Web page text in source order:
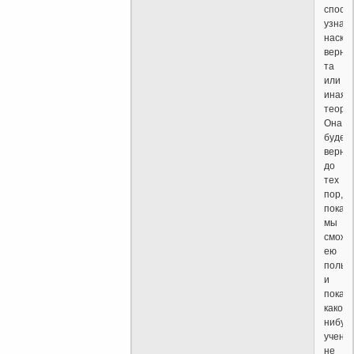
верна
та
или
иная
Она
будет
верна
до
тех
пор,
пока
мы
ею
и
пока
какой-
не